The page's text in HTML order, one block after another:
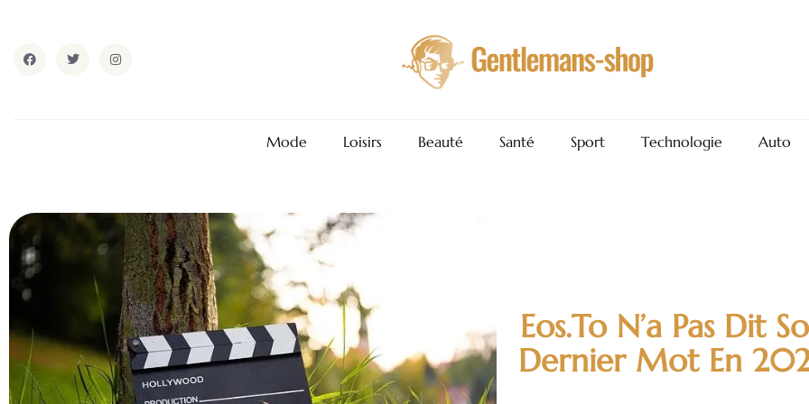
Mode Loisirs Beauté Santé Sport Technologie Auto
Eos.to N’a Pas Dit
Dernier Mot En